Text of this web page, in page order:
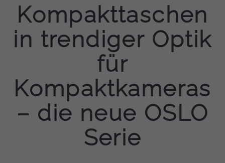
Kompakttaschen
in trendiger Optik
für
Kompaktkameras
– die neue OSLO
Serie